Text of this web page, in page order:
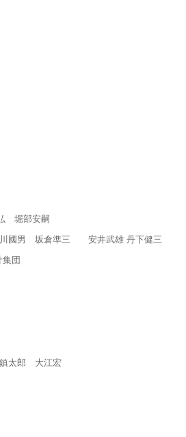
堀部安嗣
國男 坂倉準三 安井武雄 丹下健三
団
太郎 大江宏